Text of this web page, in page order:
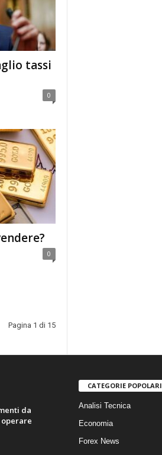
tassi
0
0
Pagina 1 di 15
da
CATEGORIE POPOLARI
Analisi Tecnica
Economia
Forex News